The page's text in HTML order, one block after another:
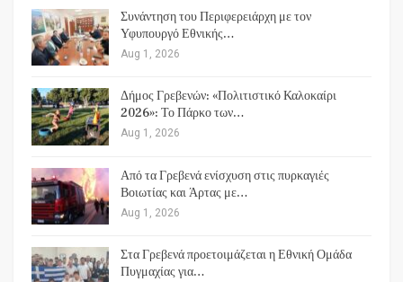
Συνάντηση του Περιφερειάρχη με τον
Υφυπουργό Εθνικής…
Aug 1, 2026
Δήμος Γρεβενών: «Πολιτιστικό Καλοκαίρι
2026»: Το Πάρκο των…
Aug 1, 2026
Από τα Γρεβενά ενίσχυση στις πυρκαγιές
Βοιωτίας και Άρτας με…
Aug 1, 2026
Στα Γρεβενά προετοιμάζεται η Εθνική Ομάδα
Πυγμαχίας για…